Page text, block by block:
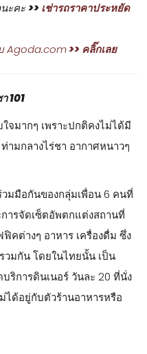
นะคะ>>เช่ารถราคาประหยัด
Agoda.com>> คลิ๊กเลย
101
จมากๆ เพราะปกติคงไม่ได้มี
ามกลางไร่ชา อากาศหนาวๆ
วมมือกันของกลุ่มเพื่อน 6 คนที่
ารจัดเซ็ตอัพตกแต่งสถานที่
คต่างๆ อาหาร เครื่องดื่ม ซึ่ง
มกัน โดยในไทยนั้น เป็น
ริการดินเนอร์ วันละ 20 ที่นั่ง
ได้อยู่กับตัวร้านอาหารหรือ